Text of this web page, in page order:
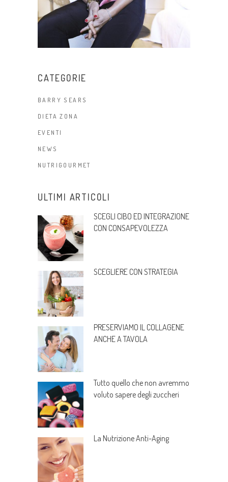
CATEGORIE
BARRY SEARS
DIETA ZONA
EVENTI
NEWS
NUTRIGOURMET
ULTIMI ARTICOLI
SCEGLI CIBO ED INTEGRAZIONE
CON CONSAPEVOLEZZA
SCEGLIERE CON STRATEGIA
PRESERVIAMO IL COLLAGENE
ANCHE A TAVOLA
Tutto quello che non avremmo
voluto sapere degli zuccheri
La Nutrizione Anti-Aging